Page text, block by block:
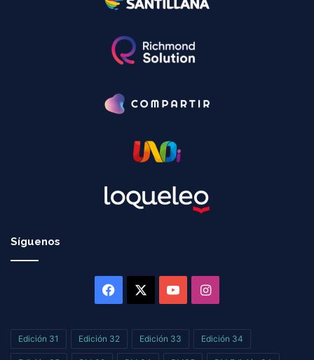
Síguenos
Facebook YouTubeInstagram
Edición 31 Edición 32 Edición 33 Edición 34